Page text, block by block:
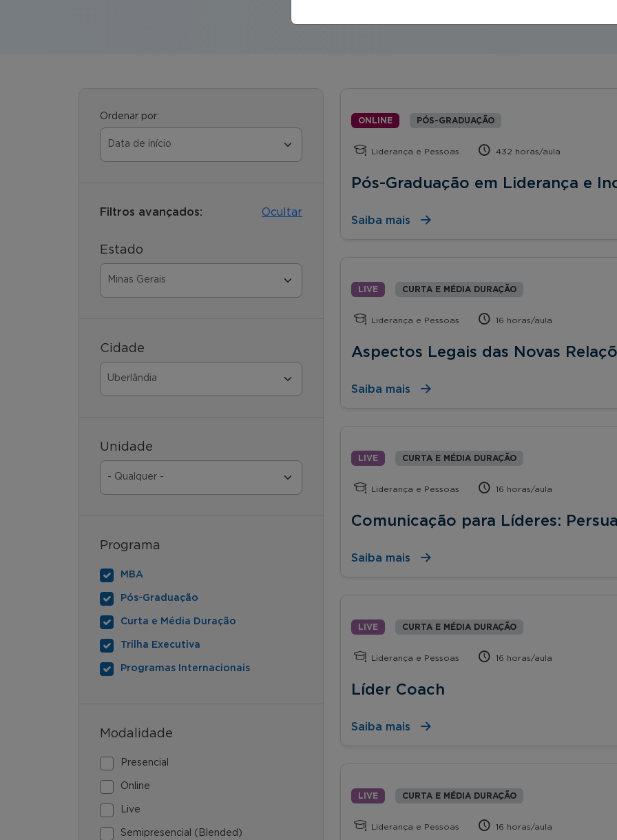
Ordenar por:
Filtros avançados: Ocultar
Estado
Cidade
Unidade
Programa
MBA
Pós-Graduação
Curta e Média Duração
Trilha Executiva
Programas Internacionais
Modalidade
Presencial
Online
Live
Semipresencial (Blended)
ONLINE PÓS-GRADUAÇÃO
Liderança e Pessoas 432 horas/aula
Pós-Graduação em Liderança e
Saiba mais
LIVE CURTA E MÉDIA DURAÇÃO
Liderança e Pessoas 16 horas/aula
Aspectos Legais das Novas
Saiba mais
LIVE CURTA E MÉDIA DURAÇÃO
Liderança e Pessoas 16 horas/aula
Comunicação para Líderes:
Saiba mais
LIVE CURTA E MÉDIA DURAÇÃO
Liderança e Pessoas 16 horas/aula
Líder Coach
Saiba mais
LIVE CURTA E MÉDIA DURAÇÃO
Liderança e Pessoas 16 horas/aula